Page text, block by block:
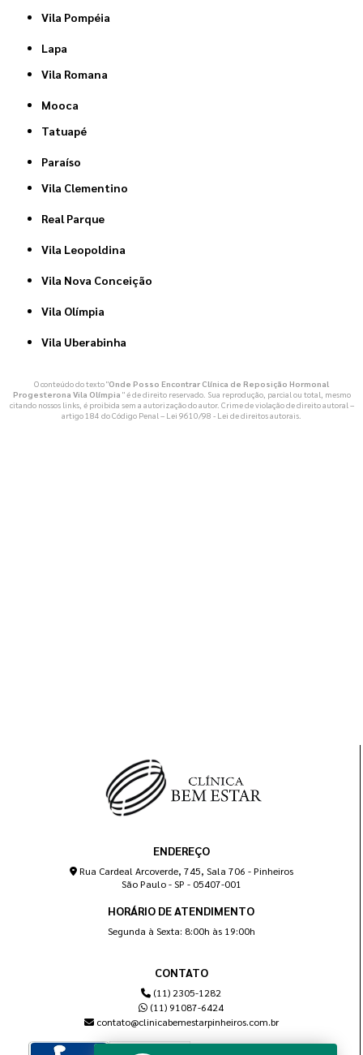
Vila Pompéia
Lapa
Vila Romana
Mooca
Tatuapé
Paraíso
Vila Clementino
Real Parque
Vila Leopoldina
Vila Nova Conceição
Vila Olímpia
Vila Uberabinha
O conteúdo do texto "Onde Posso Encontrar Clínica de Reposição Hormonal
Progesterona Vila Olímpia " é de direito reservado. Sua reprodução, parcial ou total, mesmo
citando nossos links, é proibida sem a autorização do autor. Crime de violação de direito autoral –
artigo 184 do Código Penal – Lei 9610/98 - Lei de direitos autorais
ENDEREÇO
Rua Cardeal Arcoverde, 745, Sala 706 - Pinheiros
São Paulo - SP - 05407-001
HORÁRIO DE ATENDIMENTO
Segunda à Sexta: 8:00h às 19:00h
CONTATO
(11) 2305-1282
(11) 91087-6424
contato@clinicabemestarpinheiros.com.br